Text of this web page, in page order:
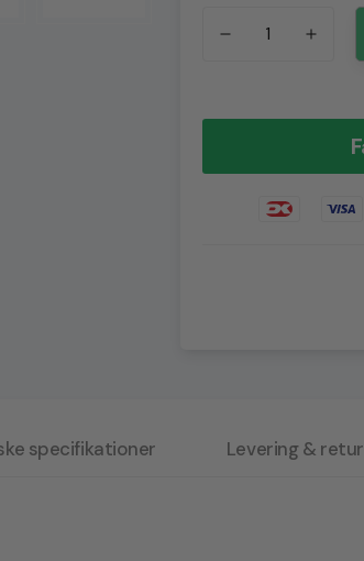
specifikationer Levering & retur